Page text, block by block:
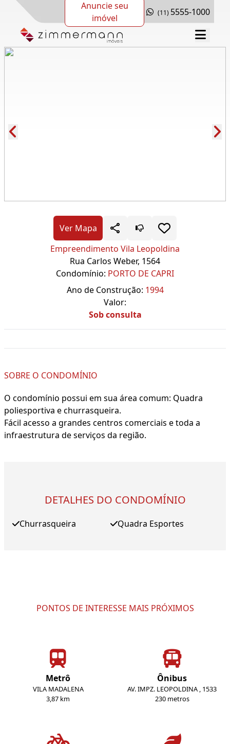
Anuncie seu
imóvel
(11) 5555-1000
Ver Mapa
Empreendimento Vila Leopoldina
Rua Carlos Weber, 1564
Condomínio: PORTO DE CAPRI
Ano de Construção: 1994
Valor:
Sob consulta
SOBRE O CONDOMÍNIO
O condomínio possui em sua área comum: Quadra
poliesportiva e churrasqueira.
Fácil acesso a grandes centros comerciais e toda a
infraestrutura de serviços da região.
DETALHES DO CONDOMÍNIO
Churrasqueira Quadra Esportes
PONTOS DE INTERESSE MAIS PRÓXIMOS
Metrô
VILA MADALENA
3,87 km
Ônibus
AV. IMPZ. LEOPOLDINA , 1533
230 metros